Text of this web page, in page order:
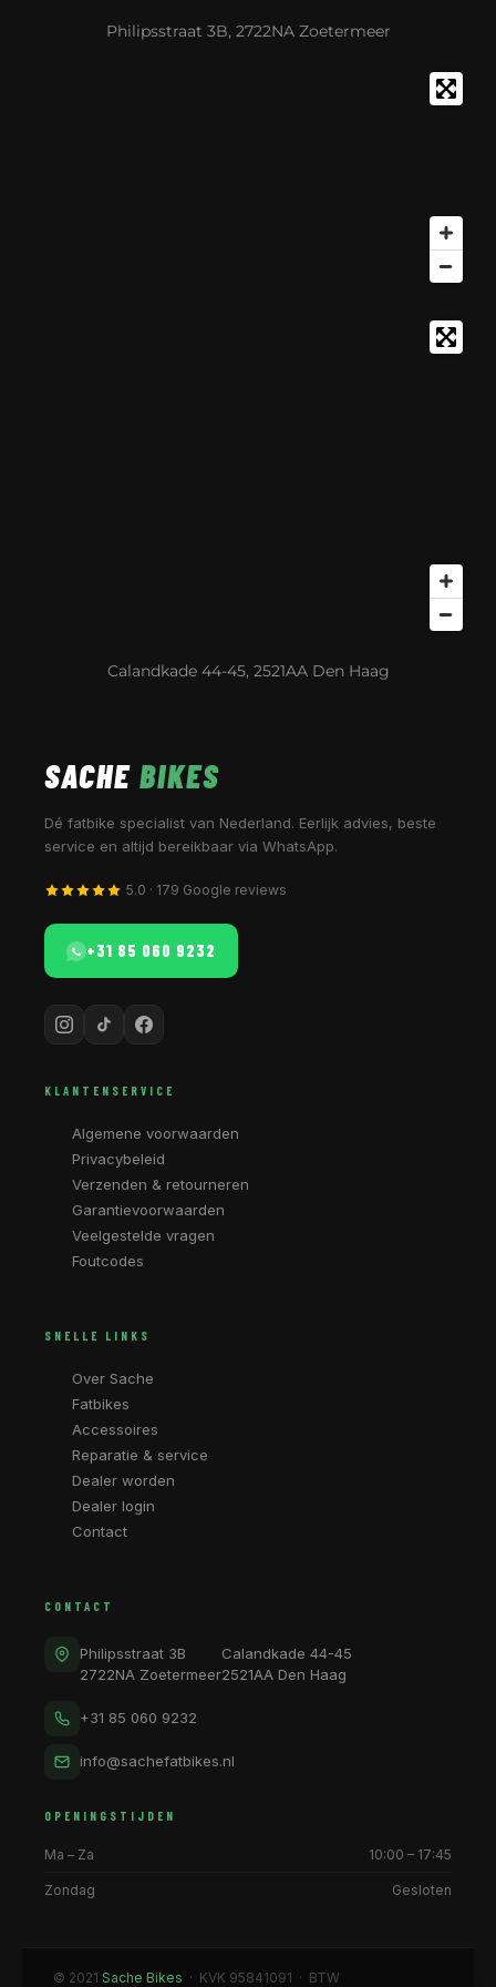
Philipsstraat 3B, 2722NA Zoetermeer
Calandkade 44-45, 2521AA Den Haag
SACHE BIKES
Dé fatbike specialist van Nederland. Eerlijk advies, beste
service en altijd bereikbaar via WhatsApp.
5.0 · 179 Google reviews
+31 85 060 9232
KLANTENSERVICE
Algemene voorwaarden
Privacybeleid
Verzenden & retourneren
Garantievoorwaarden
Veelgestelde vragen
Foutcodes
SNELLE LINKS
Over Sache
Fatbikes
Accessoires
Reparatie & service
Dealer worden
Dealer login
Contact
CONTACT
Philipsstraat 3B
2722NA Zoetermeer
Calandkade 44-45
2521AA Den Haag
+31 85 060 9232
info@sachefatbikes.nl
OPENINGSTIJDEN
Ma – Za 10:00 – 17:45
Zondag Gesloten
© 2021 Sache Bikes · KVK 95841091 · BTW